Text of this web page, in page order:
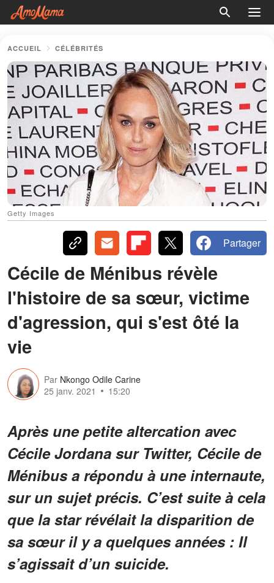
ACCUEIL CÉLÉBRITÉS
Getty Images
Partager
Cécile de Ménibus révèle
l'histoire de sa sœur, victime
d'agression, qui s'est ôté la
vie
Par Nkongo Odile Carine
25 janv. 2021
15:20
Après une petite altercation avec
Cécile Jordana sur Twitter, Cécile de
Ménibus a répondu à une internaute,
sur un sujet précis. C’est suite à cela
que la star révélait la disparition de
sa sœur il y a quelques années : Il
s’agissait d’un suicide.